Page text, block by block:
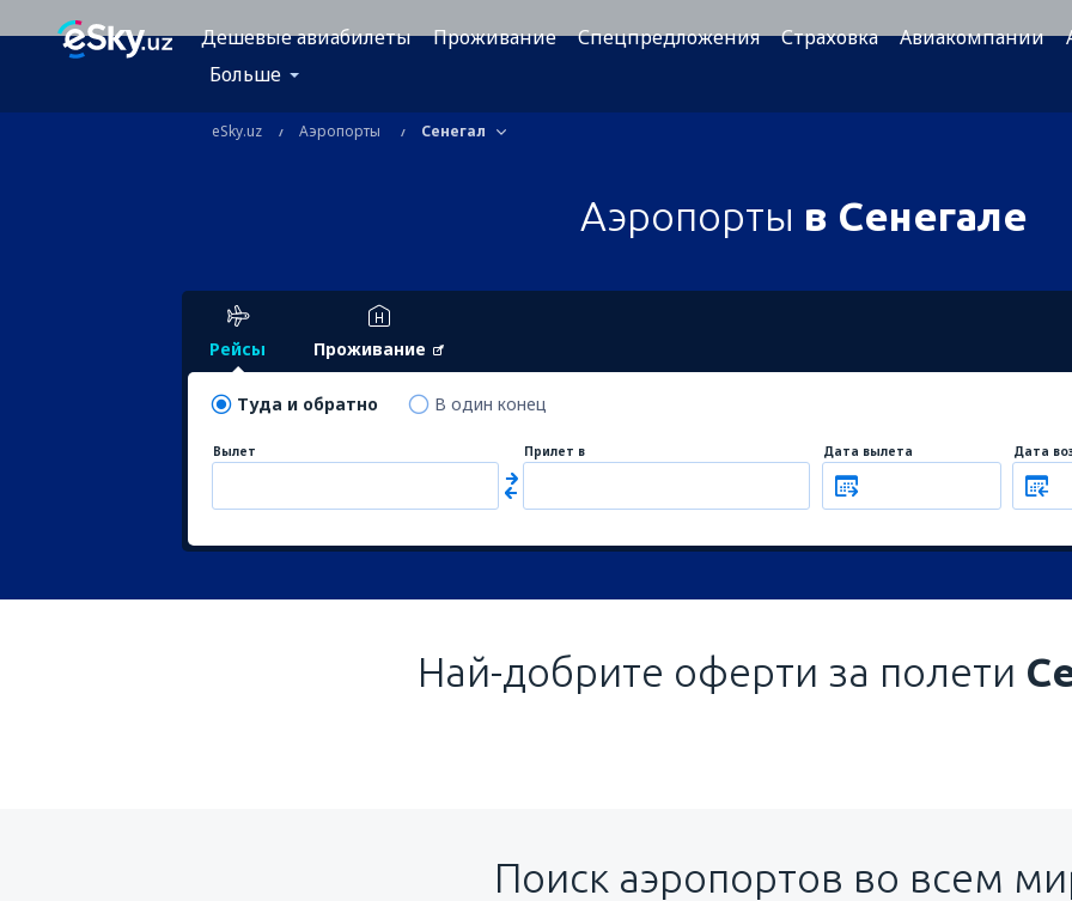
Дешевые авиабилеты Проживание Спецпредложения Страховка Авиакомпании
Больше
eSky.uz Аэропорты Сенегал
Аэропорты в Сенегале
Рейсы Проживание
Туда и обратно В один конец
Вылет Прилет в Дата вылета Дата
Най-добрите оферти за полети
Поиск аэропортов во всем